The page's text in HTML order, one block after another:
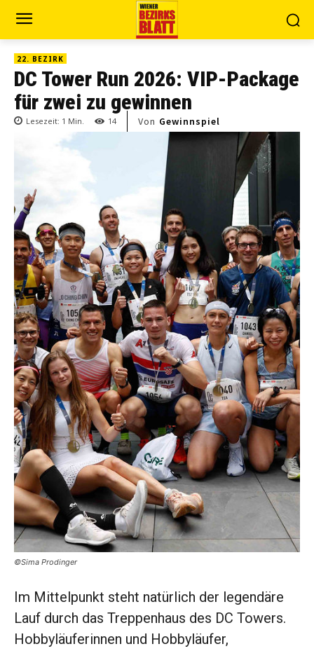
22. BEZIRK
DC Tower Run 2026: VIP-Package
für zwei zu gewinnen
Lesezeit: 1 Min. 14 Von Gewinnspiel
©Sima Prodinger
Im Mittelpunkt steht natürlich der legendäre
Lauf durch das Treppenhaus des DC Towers.
Hobbyläuferinnen und Hobbyläufer,